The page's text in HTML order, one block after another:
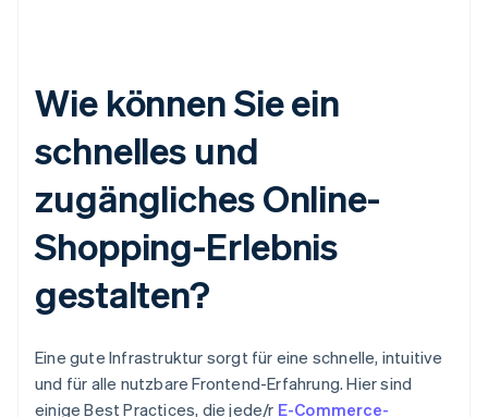
Wie können Sie ein
schnelles und
zugängliches Online-
Shopping-Erlebnis
gestalten?
Eine gute Infrastruktur sorgt für eine schnelle, intuitive
und für alle nutzbare Frontend-Erfahrung. Hier sind
einige Best Practices, die jede/r E-Commerce-